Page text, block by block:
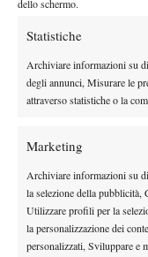
dello schermo.
Statistiche
Archiviare informazioni su
degli annunci, Misurare le
attraverso statistiche o la
Marketing
Archiviare informazioni su
la selezione della pubblicità,
Utilizzare profili per la
la personalizzazione dei
personalizzati, Sviluppare e
precedente la
situazione immutata
La media è
hanno fatto capolino
Top Ten sono entrati
21 anni e 20 mesi. E
dalle varie classifica,
Il tennis mediamente
I nipoti di zio Nole